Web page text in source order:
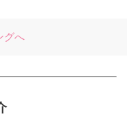
グへ